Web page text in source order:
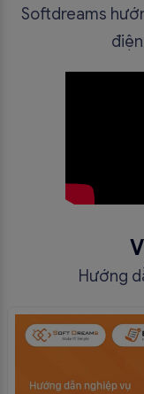
Softdreams
Hướng